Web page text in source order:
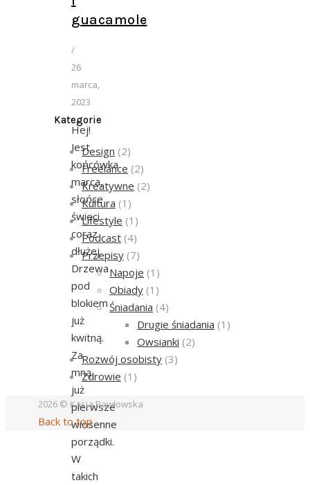
guacamole
/
26
marca,
2023
Hej!
Jest
końcówka
marca,
słońce
świeci
coraz
dłużej.
Drzewa
pod
blokiem
już
kwitną.
Za
mną
już
pierwsze
wiosenne
porządki.
W
takich
Kategorie
Design (2)
Freelance (2)
Kreatywne (2)
Kultura (1)
Lifestyle (1)
Podcast (4)
Przepisy (7)
Napoje (1)
Obiady (1)
Śniadania (4)
Drugie śniadania (1)
Owsianki (2)
Rozwój osobisty (3)
Zdrowie (1)
2026 © Kasia Pawłowska
Back to top